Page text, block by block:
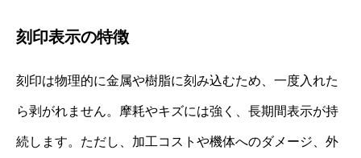
刻印表示の特徴
刻印は物理的に金属や樹脂に刻み込むため、一度入れた
ら剥がれません。摩耗やキズには強く、長期間表示が持
続します。ただし、加工コストや機体へのダメージ、外